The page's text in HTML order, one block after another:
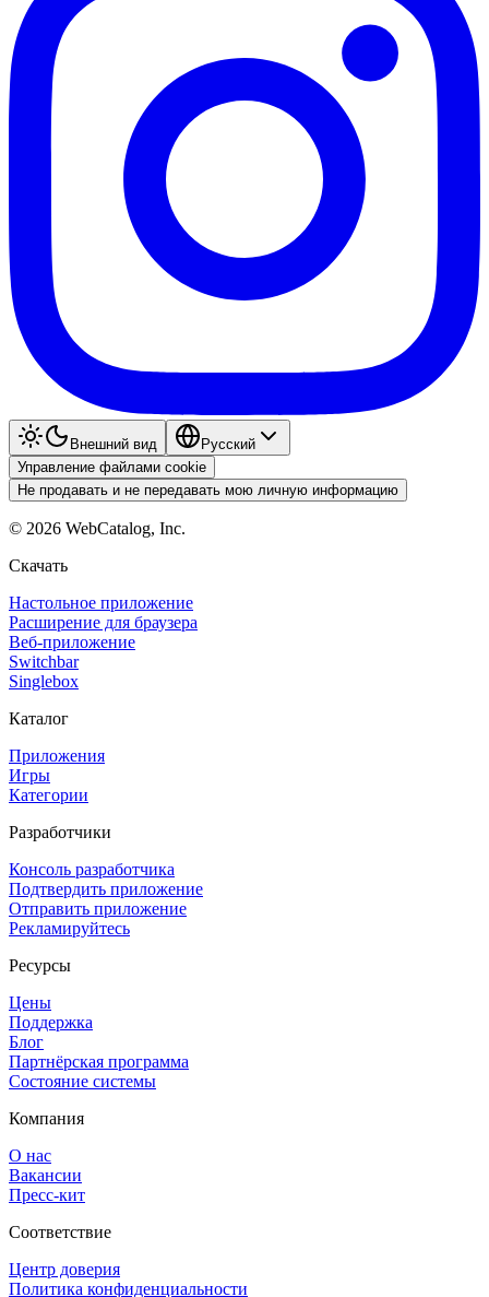
Внешний вид
Pyccкий
Управление файлами cookie
Не продавать и не передавать мою личную информацию
© 2026 WebCatalog, Inc.
Скачать
Настольное приложение
Расширение для браузера
Веб-приложение
Switchbar
Singlebox
Каталог
Приложения
Игры
Категории
Разработчики
Консоль разработчика
Подтвердить приложение
Отправить приложение
Рекламируйтесь
Ресурсы
Цены
Поддержка
Блог
Партнёрская программа
Состояние системы
Компания
О нас
Вакансии
Пресс-кит
Соответствие
Центр доверия
Политика конфиденциальности